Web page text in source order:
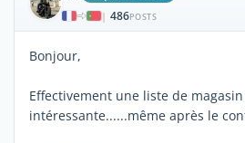
| 486POSTS
Bonjour,
Effectivement une liste de
intéressante......même après le